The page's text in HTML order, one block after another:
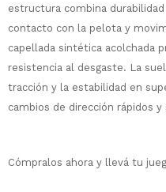
estructura combina
contacto con la pelota y
capellada sintética acolchada
resistencia al desgaste. La
tracción y la estabilidad en
cambios de dirección rápidos y
Cómpralos ahora y llevá tu
Comprá
cuotas
tarjeta
en 12 cuotas *
* sujeto
Verifica si estás
con
Cédula de identidad
Fecha de nacimiento
Estás calificado
¡Tenés hasta
Elegís Pago
Parece que no
el
¡Algo